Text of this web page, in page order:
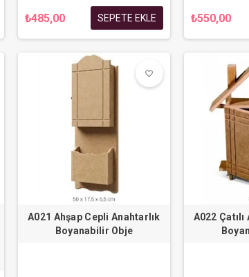
₺485,00 SEPETE EKLE ₺550,00
favorite_border
favorite_border
A021 Ahşap Cepli Anahtarlık
Boyanabilir Obje
A022